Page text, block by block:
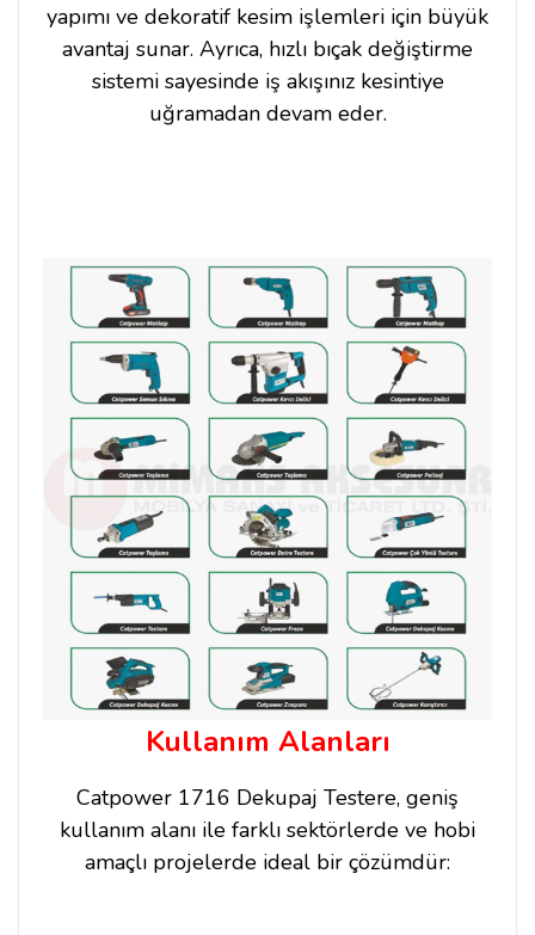
yapımı ve dekoratif kesim işlemleri için büyük
avantaj sunar. Ayrıca, hızlı bıçak değiştirme
sistemi sayesinde iş akışınız kesintiye
uğramadan devam eder.
Kullanım Alanları
Catpower 1716 Dekupaj Testere, geniş
kullanım alanı ile farklı sektörlerde ve hobi
amaçlı projelerde ideal bir çözümdür: